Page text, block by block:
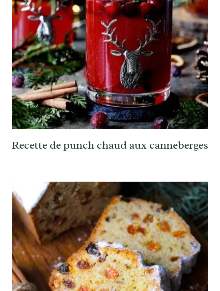
Recette de punch chaud aux canneberges